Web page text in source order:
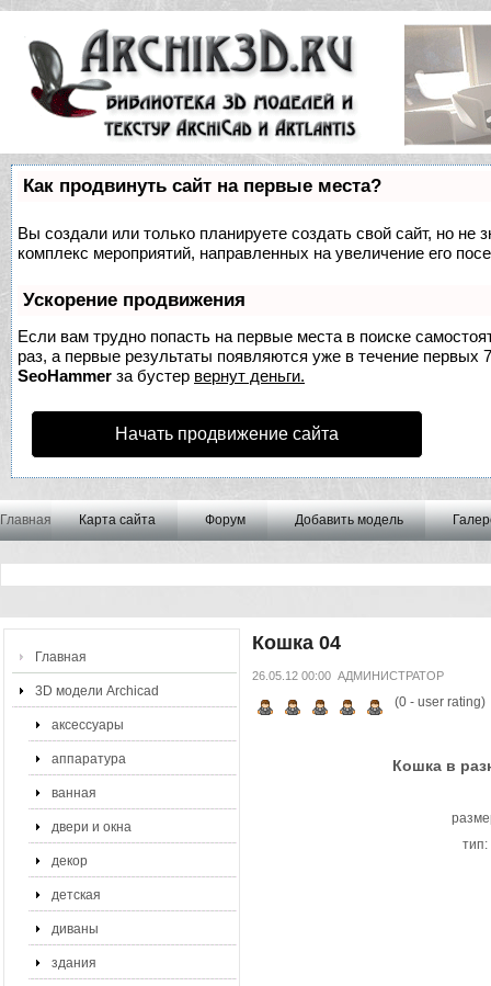
Как продвинуть сайт на первые места?
Вы создали или только планируете создать свой сайт, но не
комплекс мероприятий, направленных на увеличение его
Ускорение продвижения
Если вам трудно попасть на первые места в поиске
раз, а первые результаты появляются уже в течение первых
SeoHammer за бустер вернут деньги.
Начать продвижение сайта
Главная Карта сайта Форум Добавить модель
Главная
3D модели Archicad
аксессуары
аппаратура
ванная
двери и окна
декор
детская
диваны
здания
Кошка 04
26.05.12 00:00 АДМИНИСТРАТОР
(0- user rating)
Кошка в
тип: